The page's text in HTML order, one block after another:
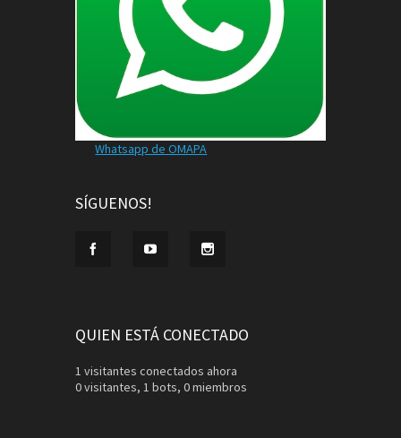
Whatsapp de OMAPA
SÍGUENOS!
QUIEN ESTÁ CONECTADO
1 visitantes conectados ahora
0 visitantes, 1 bots, 0 miembros